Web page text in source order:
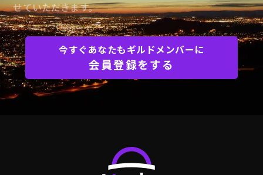
せていただきます。
今すぐあなたもギルドメンバーに
会員登録をする